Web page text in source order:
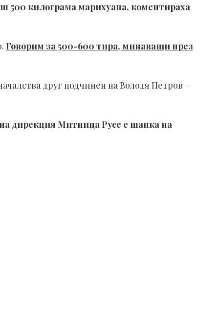
500 килограма марихуана, коментираха
Говорим за 500-600 тира, минаващи през
друг подчинен на Володя Петров –
дирекция Митница Русе е шапка на